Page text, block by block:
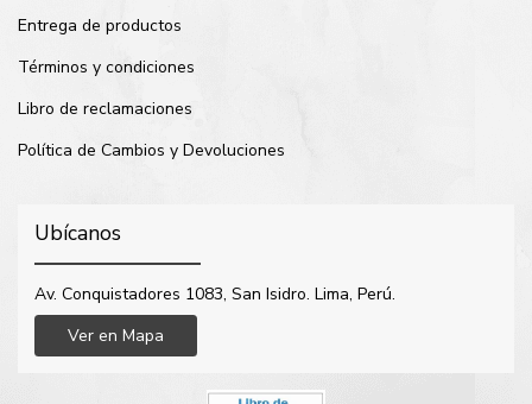
Entrega de productos
Términos y condiciones
Libro de reclamaciones
Política de Cambios y Devoluciones
Ubícanos
Av. Conquistadores 1083, San Isidro. Lima, Perú.
Ver en Mapa